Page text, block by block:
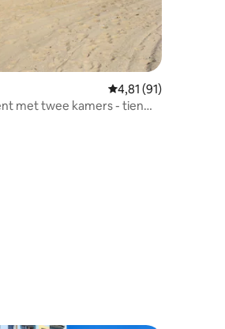
4,86 op 5, 80 recensies
Gemiddelde
4,81 (91)
met twee kamers - tien